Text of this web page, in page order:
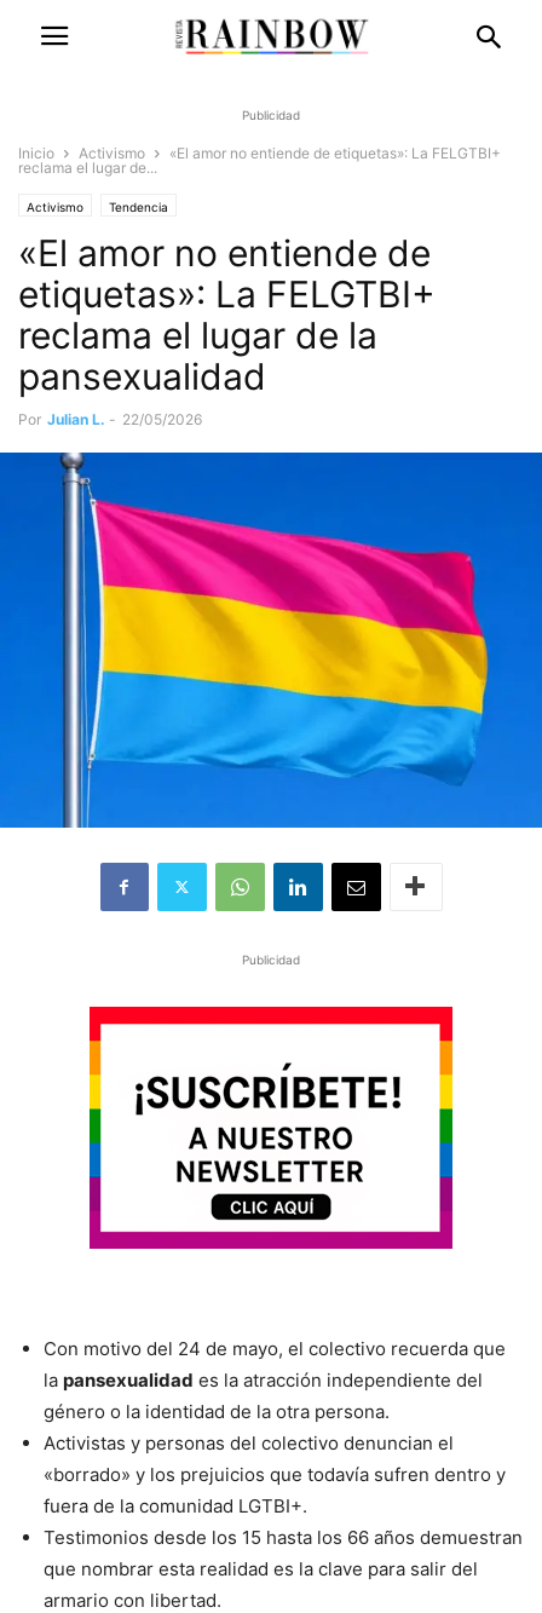
Publicidad
Inicio Activismo
«El amor no entiende de etiquetas»: La FELGTBI+
reclama el lugar de...
Activismo Tendencia
«El amor no entiende de
etiquetas»: La FELGTBI+
reclama el lugar de la
pansexualidad
Por Julian L. - 22/05/2026
Publicidad
Con motivo del 24 de mayo, el colectivo recuerda que
la pansexualidad es la atracción independiente del
género o la identidad de la otra persona.
Activistas y personas del colectivo denuncian el
«borrado» y los prejuicios que todavía sufren dentro y
fuera de la comunidad LGTBI+.
Testimonios desde los 15 hasta los 66 años demuestran
que nombrar esta realidad es la clave para salir del
armario con libertad.